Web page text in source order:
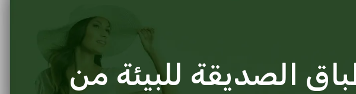
الصديقة للبيئة من